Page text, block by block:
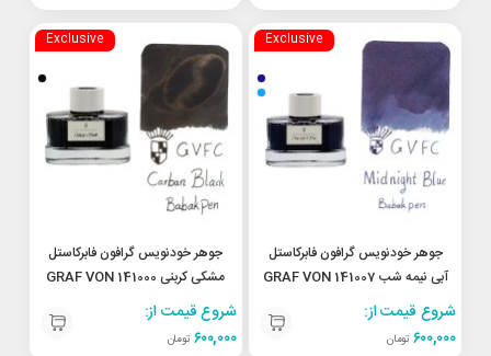
Exclusive
جوهر خودنویس گرافون فابرکاستل
آبی نیمه شب 141007 GRAF VON
FABER-CASTELL Midnight
Blueشروع قیمت از:
۶۰۰,۰۰۰ تومان
Exclusive
جوهر خودنویس گرافون فابرکاستل
مشکی کربنی 141000 GRAF VON
FABER-CASTELL Carbon
Blackشروع قیمت از:
۶۰۰,۰۰۰ تومان